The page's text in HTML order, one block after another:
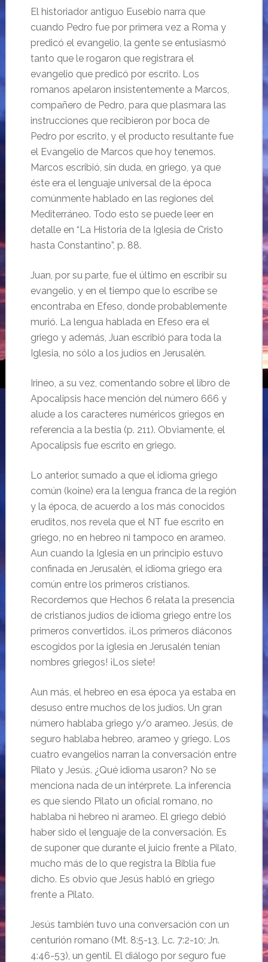
El historiador antiguo Eusebio narra que
cuando Pedro fue por primera vez a Roma y
predicó el evangelio, la gente se entusiasmó
tanto que le rogaron que registrara el
evangelio que predicó por escrito. Los
romanos apelaron insistentemente a Marcos,
compañero de Pedro, para que plasmara las
instrucciones que recibieron por boca de
Pedro por escrito, y el producto resultante fue
el Evangelio de Marcos que hoy tenemos.
Marcos escribió, sin duda, en griego, ya que
éste era el lenguaje universal de la época
comúnmente hablado en las regiones del
Mediterráneo. Todo esto se puede leer en
detalle en “La Historia de la Iglesia de Cristo
hasta Constantino”, p. 88.
Juan, por su parte, fue el último en escribir su
evangelio, y en el tiempo que lo escribe se
encontraba en Efeso, donde probablemente
murió. La lengua hablada en Efeso era el
griego y además, Juan escribió para toda la
Iglesia, no sólo a los judíos en Jerusalén.
Irineo, a su vez, comentando sobre el libro de
Apocalipsis hace mención del número 666 y
alude a los caracteres numéricos griegos en
referencia a la bestia (p. 211). Obviamente, el
Apocalipsis fue escrito en griego.
Lo anterior, sumado a que el idioma griego
común (koine) era la lengua franca de la región
y la época, de acuerdo a los más conocidos
eruditos, nos revela que el NT fue escrito en
griego, no en hebreo ni tampoco en arameo.
Aun cuando la Iglesia en un principio estuvo
confinada en Jerusalén, el idioma griego era
común entre los primeros cristianos.
Recordemos que Hechos 6 relata la presencia
de cristianos judíos de idioma griego entre los
primeros convertidos. ¡Los primeros diáconos
escogidos por la iglesia en Jerusalén tenían
nombres griegos! ¡Los siete!
Aun más, el hebreo en esa época ya estaba en
desuso entre muchos de los judíos. Un gran
número hablaba griego y/o arameo. Jesús, de
seguro hablaba hebreo, arameo y griego. Los
cuatro evangelios narran la conversación entre
Pilato y Jesús. ¿Qué idioma usaron? No se
menciona nada de un intérprete. La inferencia
es que siendo Pilato un oficial romano, no
hablaba ni hebreo ni arameo. El griego debió
haber sido el lenguaje de la conversación. Es
de suponer que durante el juicio frente a Pilato,
mucho más de lo que registra la Biblia fue
dicho. Es obvio que Jesús habló en griego
frente a Pilato.
Jesús también tuvo una conversación con un
centurión romano (Mt. 8:5-13, Lc. 7:2-10; Jn.
4:46-53), un gentil. El diálogo por seguro fue